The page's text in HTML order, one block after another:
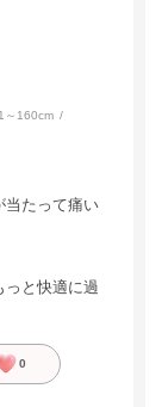
～160cm
当たって痛い
っと快適に過
0